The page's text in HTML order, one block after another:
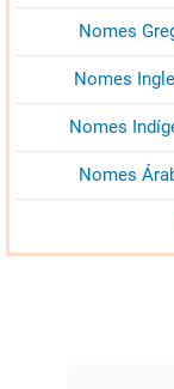
Nomes
Nomes
Nomes
Nomes